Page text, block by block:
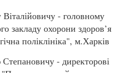
- головному
закладу охорони здоров’я
поліклініка", м.Харків
- директорові